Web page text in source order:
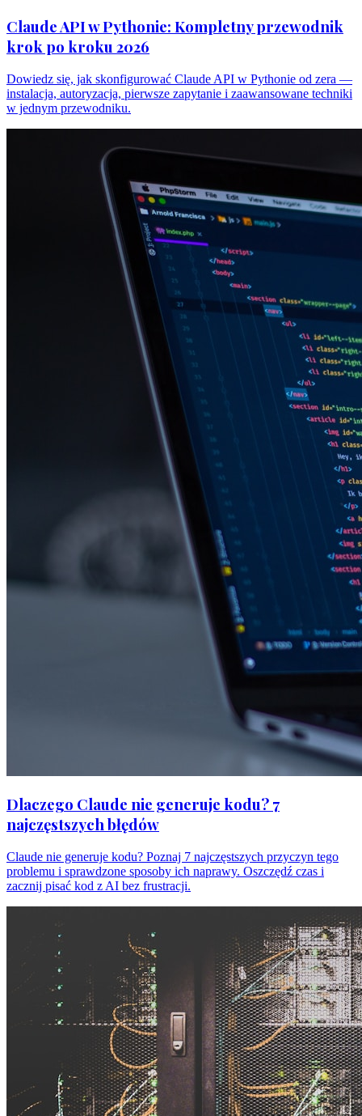
Claude API w Pythonie: Kompletny przewodnik
krok po kroku 2026
Dowiedz się, jak skonfigurować Claude API w Pythonie od zera —
instalacja, autoryzacja, pierwsze zapytanie i zaawansowane techniki
w jednym przewodniku.
Dlaczego Claude nie generuje kodu? 7
najczęstszych błędów
Claude nie generuje kodu? Poznaj 7 najczęstszych przyczyn tego
problemu i sprawdzone sposoby ich naprawy. Oszczędź czas i
zacznij pisać kod z AI bez frustracji.